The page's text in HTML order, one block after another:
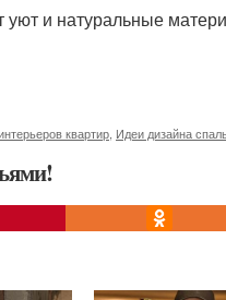
уют и натуральные
квартир Идеи дизайна